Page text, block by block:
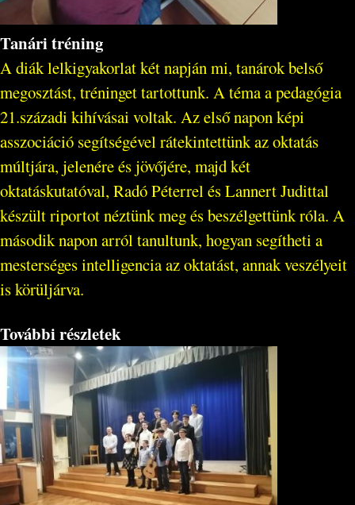
Tanári tréning
A diák lelkigyakorlat két napján mi, tanárok belső
megosztást, tréninget tartottunk. A téma a pedagógia
21.századi kihívásai voltak. Az első napon képi
asszociáció segítségével rátekintettünk az oktatás
múltjára, jelenére és jövőjére, majd két
oktatáskutatóval, Radó Péterrel és Lannert Judittal
készült riportot néztünk meg és beszélgettünk róla. A
második napon arról tanultunk, hogyan segítheti a
mesterséges intelligencia az oktatást, annak veszélyeit
is körüljárva.
További részletek